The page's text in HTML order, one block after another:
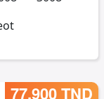
77.900 TND